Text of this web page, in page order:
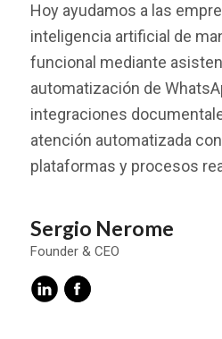
Hoy ayudamos a las
inteligencia artificial de
funcional mediante
automatización de
integraciones
atención automatizada
plataformas y procesos
Sergio Nerome
Founder & CEO